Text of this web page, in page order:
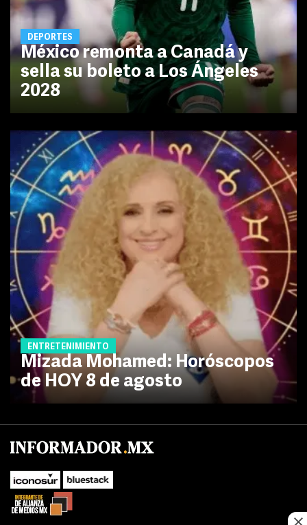
DEPORTES
México remonta a Canadá y
sella su boleto a Los Ángeles
2028
ENTRETENIMIENTO
Mizada Mohamed: Horóscopos
de HOY 8 de agosto